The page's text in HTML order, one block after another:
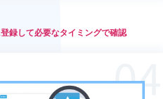
録して必要なタイミングで確認